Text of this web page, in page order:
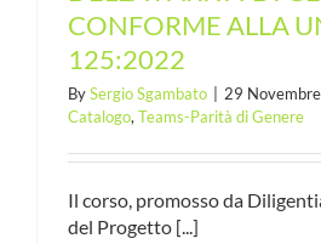
CONFORME ALLA
125:2022
BySergio Sgambato | 29
Catalogo, Teams-Parità di Genere
Il corso, promosso da
del Progetto [...]